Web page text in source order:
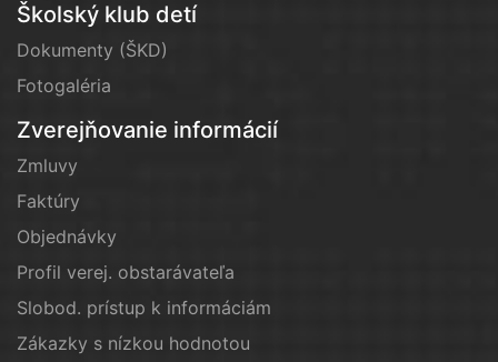
Školský klub detí
Dokumenty (ŠKD)
Fotogaléria
Zverejňovanie informácií
Zmluvy
Faktúry
Objednávky
Profil verej. obstarávateľa
Slobod. prístup k informáciám
Zákazky s nízkou hodnotou